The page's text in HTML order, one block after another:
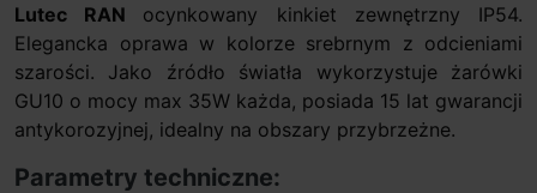
Lutec RAN ocynkowany kinkiet zewnętrzny IP54.
Elegancka oprawa w kolorze srebrnym z odcieniami
szarości. Jako źródło światła wykorzystuje żarówki
GU10 o mocy max 35W każda, posiada 15 lat gwarancji
antykorozyjnej, idealny na obszary przybrzeżne.
Parametry techniczne: